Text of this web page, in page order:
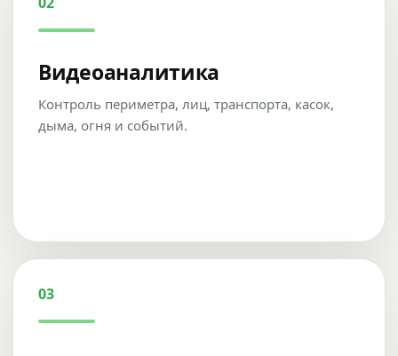
Видеоаналитика
Контроль периметра, лиц, транспорта, касок,
дыма, огня и событий.
03